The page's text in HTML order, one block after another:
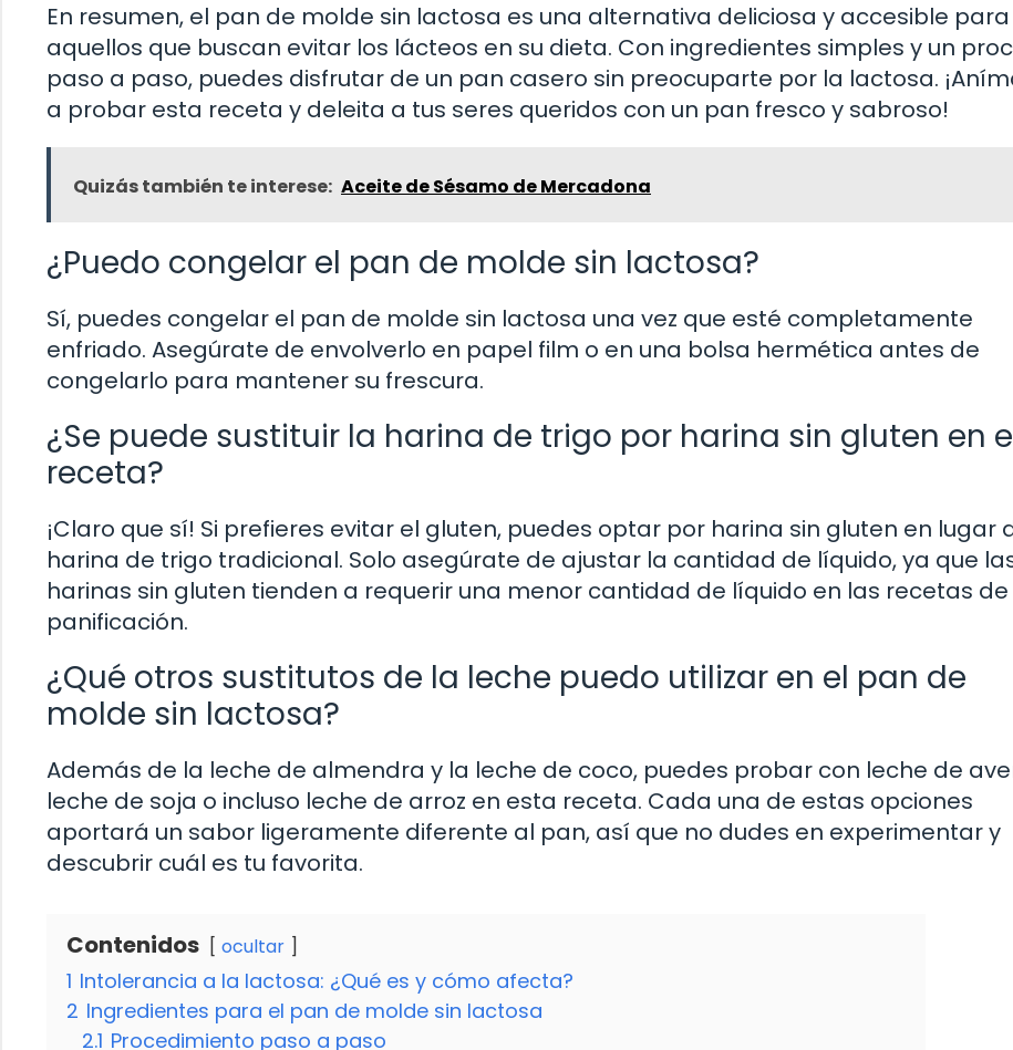
En resumen, el pan de molde sin lactosa es una alternativa deliciosa y accesible para
aquellos que buscan evitar los lácteos en su dieta. Con ingredientes simples y un
paso a paso, puedes disfrutar de un pan casero sin preocuparte por la lactosa.
a probar esta receta y deleita a tus seres queridos con un pan fresco y sabroso!
Quizás también te interese: Aceite de Sésamo de Mercadona
¿Puedo congelar el pan de molde sin lactosa?
Sí, puedes congelar el pan de molde sin lactosa una vez que esté completamente
enfriado. Asegúrate de envolverlo en papel film o en una bolsa hermética antes de
congelarlo para mantener su frescura.
¿Se puede sustituir la harina de trigo por harina sin gluten en
receta?
¡Claro que sí! Si prefieres evitar el gluten, puedes optar por harina sin gluten en lugar
harina de trigo tradicional. Solo asegúrate de ajustar la cantidad de líquido, ya que
harinas sin gluten tienden a requerir una menor cantidad de líquido en las recetas de
panificación.
¿Qué otros sustitutos de la leche puedo utilizar en el pan de
molde sin lactosa?
Además de la leche de almendra y la leche de coco, puedes probar con leche de
leche de soja o incluso leche de arroz en esta receta. Cada una de estas opciones
aportará un sabor ligeramente diferente al pan, así que no dudes en experimentar y
descubrir cuál es tu favorita.
Contenidos ocultar
1 Intolerancia a la lactosa: ¿Qué es y cómo afecta?
2 Ingredientes para el pan de molde sin lactosa
2.1 Procedimiento paso a paso